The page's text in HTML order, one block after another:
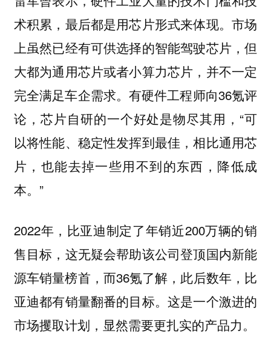
术积累，最后都是用芯片形式来体现。市场
上虽然已经有可供选择的智能驾驶芯片，但
大都为通用芯片或者小算力芯片，并不一定
完全满足车企需求。有硬件工程师向36氪评
论，芯片自研的一个好处是物尽其用，“可
以将性能、稳定性发挥到最佳，相比通用芯
片，也能去掉一些用不到的东西，降低成
本。”
2022年，比亚迪制定了年销近200万辆的销
售目标，这无疑会帮助该公司登顶国内新能
源车销量榜首，而36氪了解，此后数年，比
亚迪都有销量翻番的目标。这是一个激进的
市场攫取计划，显然需要更扎实的产品力。